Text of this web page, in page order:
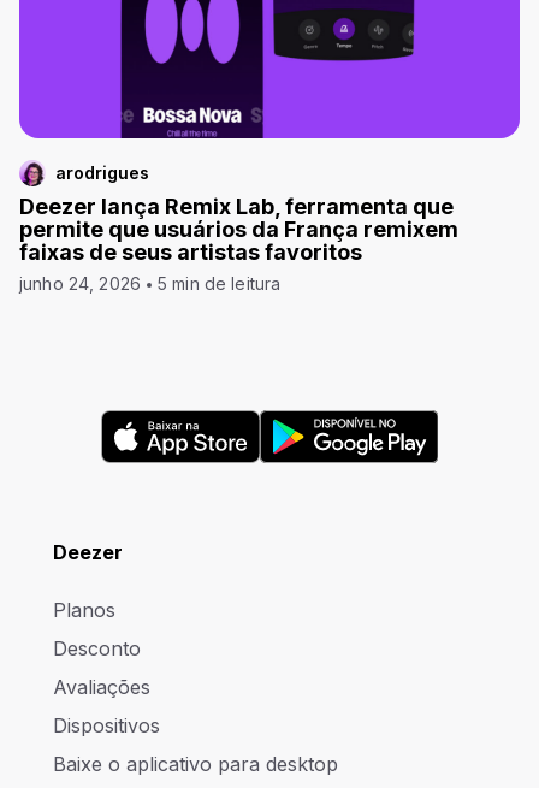
arodrigues
Deezer lança Remix Lab, ferramenta que
permite que usuários da França remixem
faixas de seus artistas favoritos
junho 24, 2026 5 min de leitura
Deezer
Planos
Desconto
Avaliações
Dispositivos
Baixe o aplicativo para desktop